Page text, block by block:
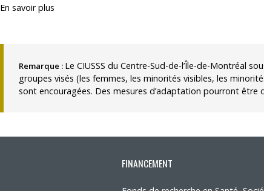
En savoir plus
Remarque : Le CIUSSS du Centre-Sud-de-l’Île-de-Montréal
groupes visés (les femmes, les minorités visibles, les
sont encouragées. Des mesures d’adaptation pourront
FINANCEMENT